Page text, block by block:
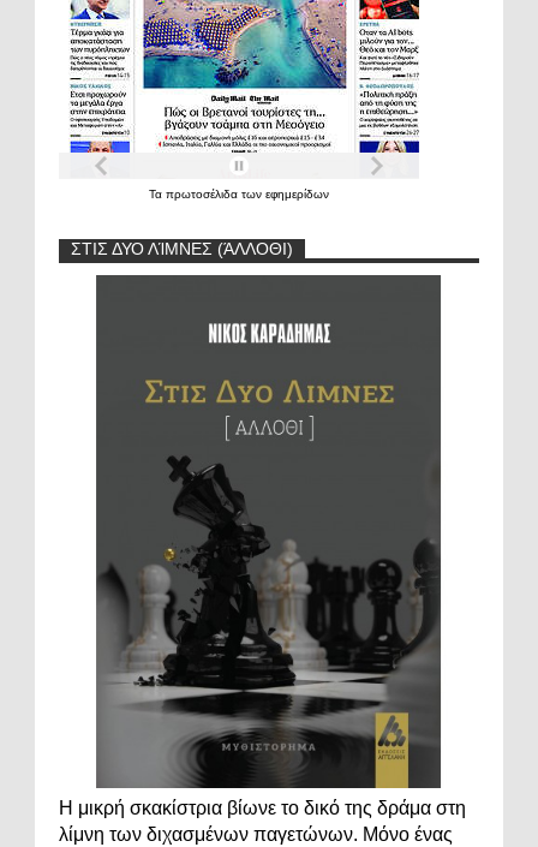
Τα πρωτοσέλιδα των εφημερίδων
ΣΤΙΣ ΔΥΟ ΛΊΜΝΕΣ (ΆΛΛΟΘΙ)
Η μικρή σκακίστρια βίωνε το δικό της δράμα στη
λίμνη των διχασμένων παγετώνων. Μόνο ένας